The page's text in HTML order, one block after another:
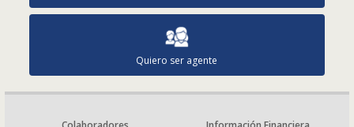
Quiero ser agente